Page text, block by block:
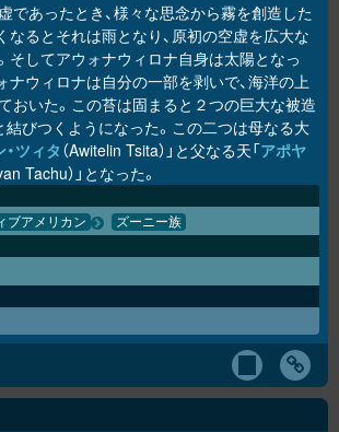
であったとき、様々な思念から霧を創造した
なるとそれは雨となり、原初の空虚を広大な
そしてアウォナウィロナ自身は太陽となっ
ナウィロナは自分の一部を剥いで、海洋の上
おいた。この苔は固まると２つの巨大な被造
結びつくようになった。この二つは母なる大
ツィタ （Awitelin Tsita）」と父なる天「アポヤ
Tachu）」となった。
ブアメリカン ズーニー族